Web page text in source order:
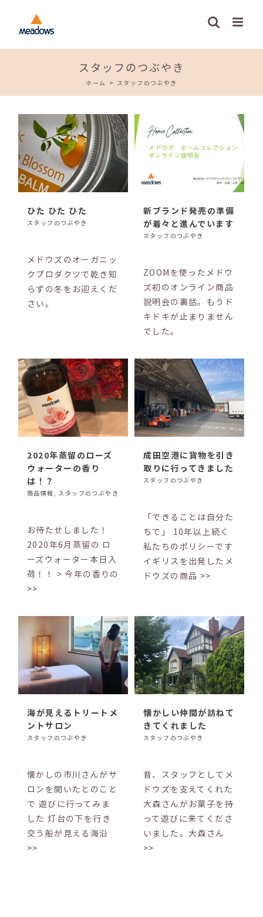
content
スタッフのつぶやき
ホーム > スタッフのつぶやき
ひた ひた ひた
スタッフのつぶやき
メドウズのオーガニッ
クプロダクツで乾き知
らずの冬をお迎えくだ
さい。
新ブランド発売の準備
が着々と進んでいます
スタッフのつぶやき
ZOOMを使ったメドウ
ズ初のオンライン商品
説明会の裏話。もうド
キドキが止まりません
でした。
2020年蒸留のローズ
ウォーターの香り
は！？
商品情報 , スタッフのつぶやき
お待たせしました！
2020年6月蒸留の ロ
ーズウォーター本日入
荷！！ > 今年の香りの
>>
成田空港に貨物を引き
取りに行ってきました
スタッフのつぶやき
「できることは自分た
ちで」 10年以上続く
私たちのポリシーです
イギリスを出発したメ
ドウズの商品 >>
海が見えるトリートメ
ントサロン
スタッフのつぶやき
懐かしの市川さんがサ
ロンを開いたとのこと
で 遊びに行ってみま
した 灯台の下を行き
交う船が見える海沿
>>
懐かしい仲間が訪ねて
きてくれました
スタッフのつぶやき
昔、スタッフとしてメ
ドウズを支えてくれた
大森さんがお菓子を持
って遊びに来てくださ
いました。大森さん
>>